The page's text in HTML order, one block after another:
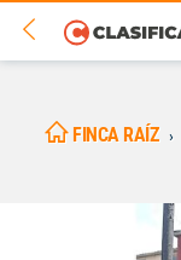
FINCA RAÍZ